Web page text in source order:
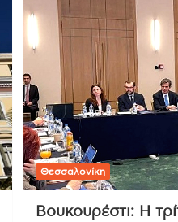
Θεσσαλονίκη
Βουκουρέστι: Η